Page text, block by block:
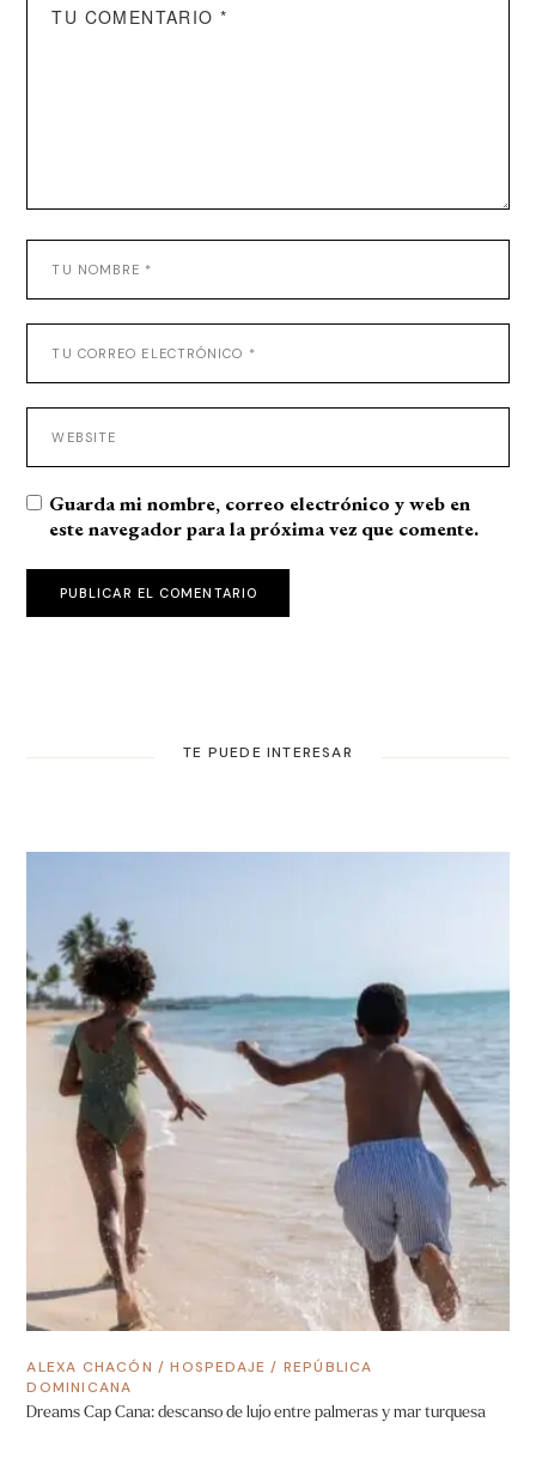
Guarda mi nombre, correo electrónico y web en
este navegador para la próxima vez que comente.
PUBLICAR EL COMENTARIO
TE PUEDE INTERESAR
ALEXA CHACÓN /HOSPEDAJE / REPÚBLICA
DOMINICANA
Dreams Cap Cana: descanso de lujo entre palmeras y mar turquesa